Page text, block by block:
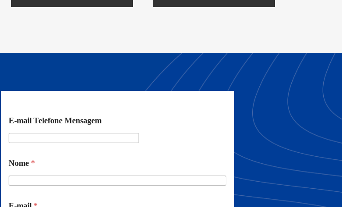
E-mail Telefone Mensagem
Nome *